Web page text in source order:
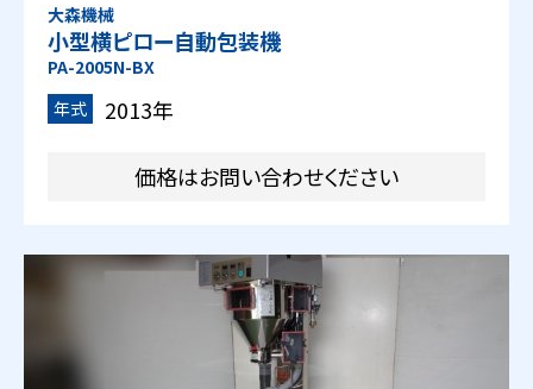
大森機械
小型横ピロー自動包装機
PA-2005N-BX
年式
2013年
価格はお問い合わせください